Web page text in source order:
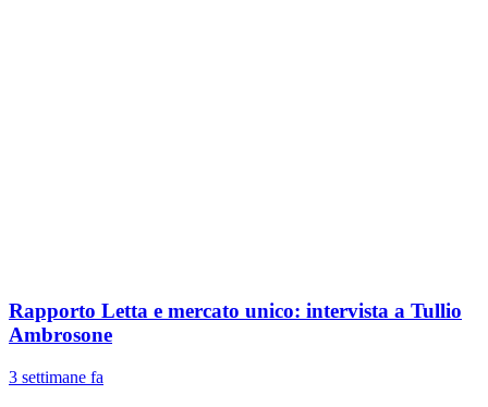
Rapporto Letta e mercato unico: intervista a Tullio
Ambrosone
3 settimane fa